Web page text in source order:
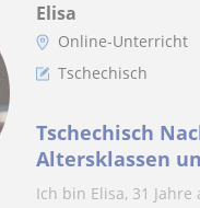
Elisa
Online-Unterricht
Tschechisch
Tschechisch
Altersklassen
Ich bin Elisa, 31